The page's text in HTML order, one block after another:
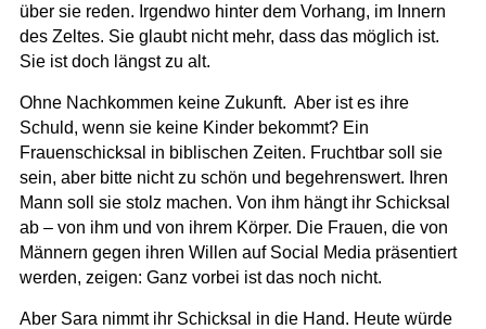
über sie reden. Irgendwo hinter dem Vorhang, im Innern
des Zeltes. Sie glaubt nicht mehr, dass das möglich ist.
Sie ist doch längst zu alt.
Ohne Nachkommen keine Zukunft. Aber ist es ihre
Schuld, wenn sie keine Kinder bekommt? Ein
Frauenschicksal in biblischen Zeiten. Fruchtbar soll sie
sein, aber bitte nicht zu schön und begehrenswert. Ihren
Mann soll sie stolz machen. Von ihm hängt ihr Schicksal
ab – von ihm und von ihrem Körper. Die Frauen, die von
Männern gegen ihren Willen auf Social Media präsentiert
werden, zeigen: Ganz vorbei ist das noch nicht.
Aber Sara nimmt ihr Schicksal in die Hand. Heute würde